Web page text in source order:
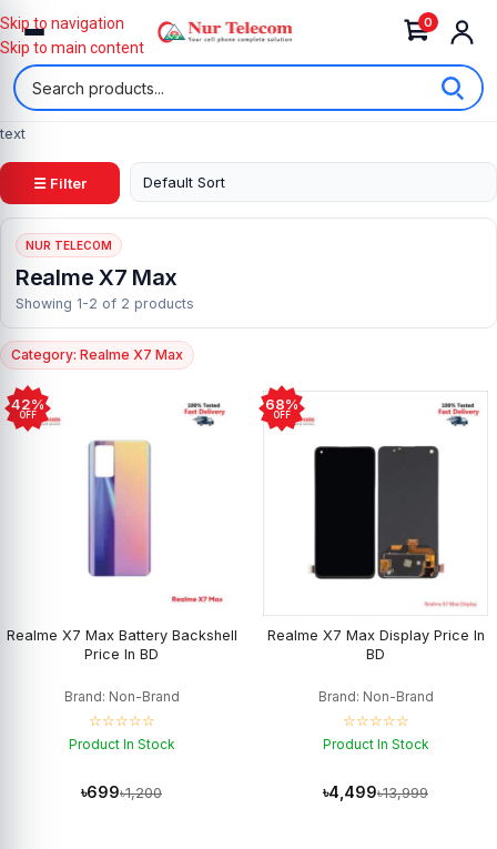
0
Skip to navigation
Skip to main content
text
☰ Filter
NUR TELECOM
Realme X7 Max
Showing 1-2 of 2 products
Category: Realme X7 Max
42%
OFF
Realme X7 Max Battery Backshell
Price In BD
Brand: Non-Brand
☆☆☆☆☆
Product In Stock
৳699৳1,200
68%
OFF
Realme X7 Max Display Price In
BD
Brand: Non-Brand
☆☆☆☆☆
Product In Stock
৳4,499৳13,999